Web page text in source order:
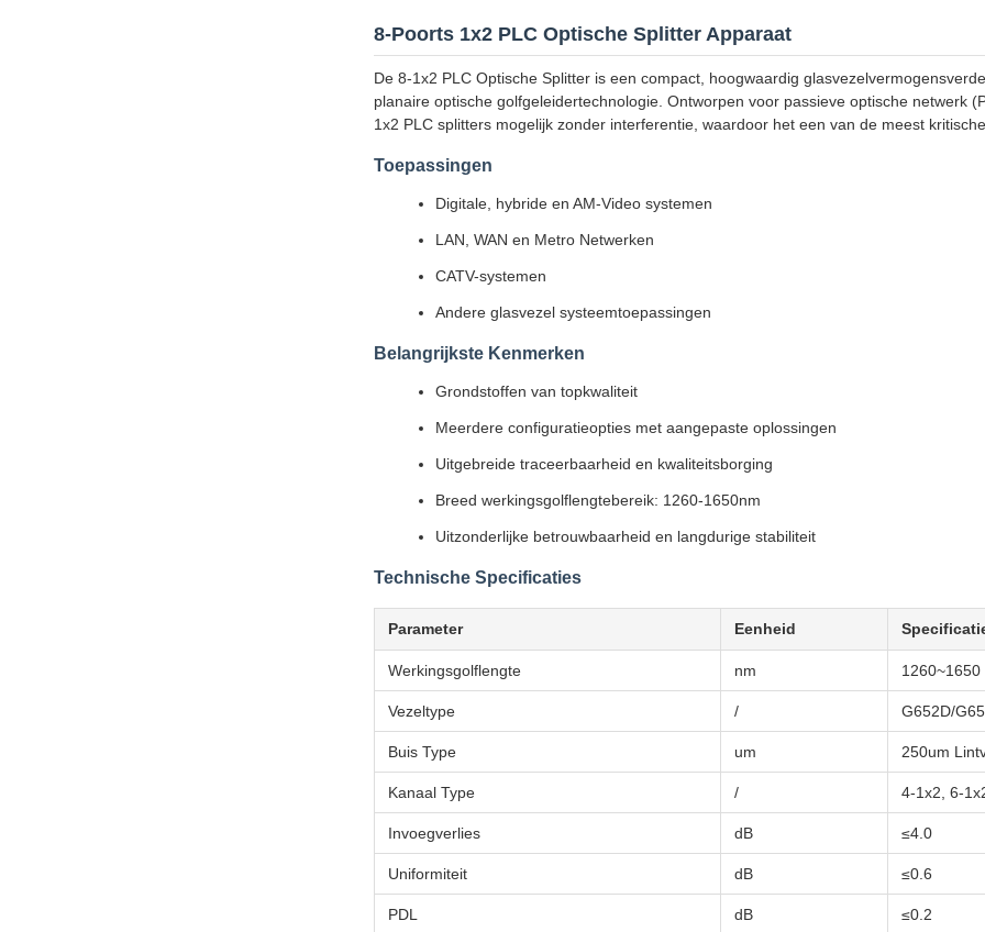
8-Poorts 1x2 PLC Optische Splitter Apparaat
De 8-1x2 PLC Optische Splitter is een compact, hoogwaardig
planaire optische golfgeleidertechnologie. Ontworpen voor passieve optische netwerk
1x2 PLC splitters mogelijk zonder interferentie, waardoor het een van de meest
Toepassingen
Digitale, hybride en AM-Video systemen
LAN, WAN en Metro Netwerken
CATV-systemen
Andere glasvezel systeemtoepassingen
Belangrijkste Kenmerken
Grondstoffen van topkwaliteit
Meerdere configuratieopties met aangepaste oplossingen
Uitgebreide traceerbaarheid en kwaliteitsborging
Breed werkingsgolflengtebereik: 1260-1650nm
Uitzonderlijke betrouwbaarheid en langdurige stabiliteit
Technische Specificaties
Parameter Eenheid
Werkingsgolflengte nm 1260~1650
Vezeltype / G652D/
Buis Type um 250um
Kanaal Type / 4-1x2, 6-
Invoegverlies dB ≤4.0
Uniformiteit dB ≤0.6
PDL dB ≤0.2